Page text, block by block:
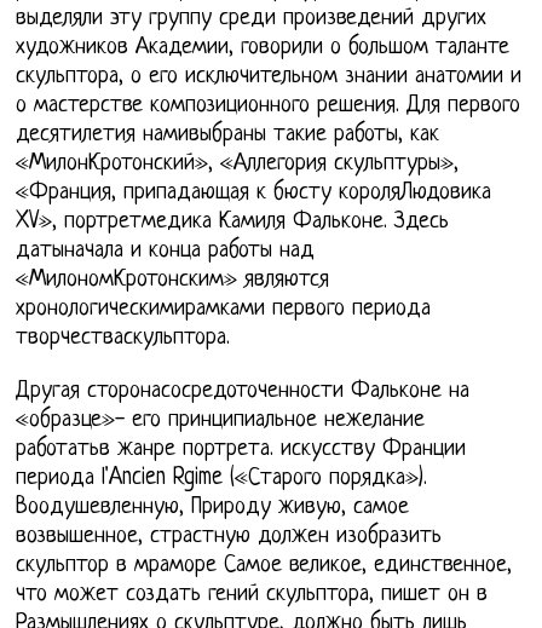
выделяли эту группу среди произведений других
художников Академии, говорили о большом таланте
скульптора, о его исключительном знании анатомии и
о мастерстве композиционного решения. Для первого
десятилетия намивыбраны такие работы, как
«МилонКротонский», «Аллегория скульптуры»,
«Франция, припадающая к бюсту короляЛюдовика
XV», портретмедика Камиля Фальконе. Здесь
датыначала и конца работы над
«МилономКротонским» являются
хронологическимирамками первого периода
творчестваскульптора.
Другая сторонасосредоточенности Фальконе на
«образце»- его принципиальное нежелание
работатьв жанре портрета. искусству Франции
периода l'Ancien Rgime («Старого порядка»).
Воодушевленную, Природу живую, самое
возвышенное, страстную должен изобразить
скульптор в мраморе Самое великое, единственное,
что может создать гений скульптора, пишет он в